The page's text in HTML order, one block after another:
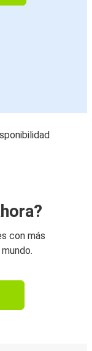
con más